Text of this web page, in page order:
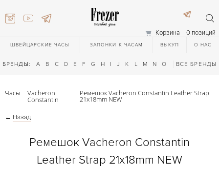
Корзина 0 позиций
ШВЕЙЦАРСКИЕ ЧАСЫ ЗАПОНКИ К ЧАСАМ ВЫКУП О НАС
БРЕНДЫ: A B C D E F G H I J K L M N O Q R S T
ВСЕ БРЕНДЫ
Часы Vacheron
Constantin
Ремешок Vacheron Constantin Leather Strap
21х18mm NEW
← Назад
Ремешок Vacheron Constantin
Leather Strap 21х18mm NEW